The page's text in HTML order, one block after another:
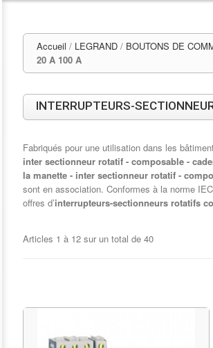
Accueil / LEGRAND / BOUTONS DE
20 A 100 A
INTERRUPTEURS-
Fabriqués pour une utilisation dans les
inter sectionneur rotatif - composable -
la manette - inter sectionneur rotatif -
sont en association. Conformes à la norme
offres d’interrupteurs-sectionneurs rotatifs
Articles 1 à 12 sur un total de 40